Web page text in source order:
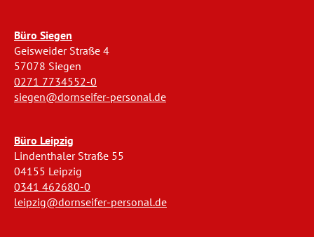
Büro Siegen
Geisweider Straße 4
57078 Siegen
0271 7734552-0
siegen@dornseifer-personal.de
Büro Leipzig
Lindenthaler Straße 55
04155 Leipzig
0341 462680-0
leipzig@dornseifer-personal.de